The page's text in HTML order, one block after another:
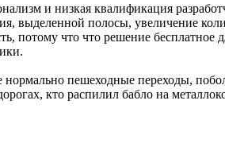
и низкая квалификация
выделенной полосы, увеличение
потому что что решение
пешеходные переходы,
кто распилил бабло на